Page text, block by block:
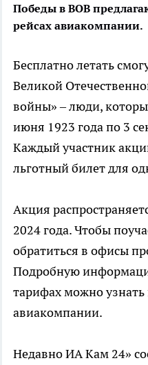
Победы в ВОВ
рейсах авиакомпании.
Бесплатно летать
Великой
войны» – люди,
июня 1923 года по 3
Каждый участник
льготный билет для
Акция
2024 года. Чтобы
обратиться в офисы
Подробную
тарифах можно
авиакомпании.
Недавно ИА Кам 24»